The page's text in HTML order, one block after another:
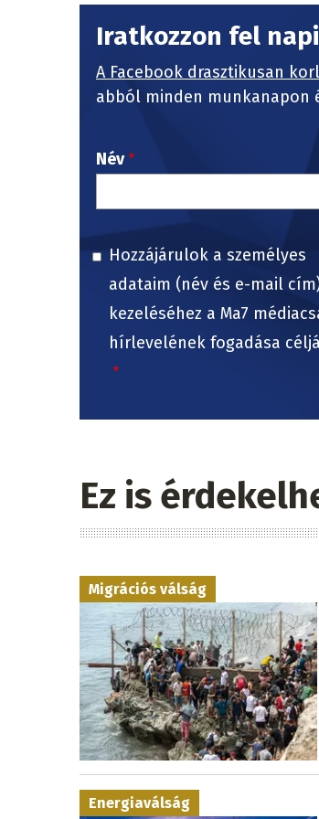
Iratkozzon fel
A Facebook drasztikusan
abból minden
Név
Hozzájárulok a személyes
adataim (név és e-mail
kezeléséhez a Ma7
hírlevelének fogadása
Ez is
Migrációs válság
Energiaválság